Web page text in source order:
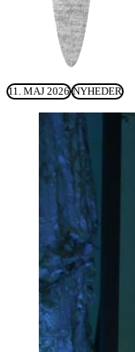
11. MAJ 2026 NYHEDER